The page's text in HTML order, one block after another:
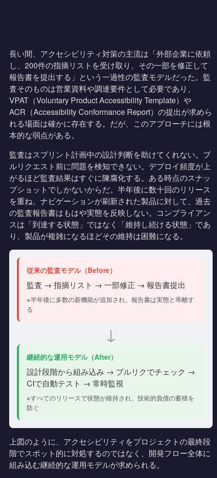
長い間、アクセシビリティ対策の主流は「外部企業に依頼
し、200件の指摘リストを受け取り、その一部を修正して
報告書を提出する」という一過性の監査モデルだった。監
査そのものは営業資料や調達要件として必要であり、
VPAT（Voluntary Product Accessibility Template）や
ACR（Accessibility Conformance Report）の提出が求めら
れる場面は確かに存在する。だが、このアプローチには根
本的な弱点がある。
監査はスプリント計画中の設計判断を助けてくれない。プ
ルリクエスト前に問題を検知できない。デプロイ頻度が上
がるほど監査結果はすぐに陳腐化する。ある時点のスナッ
プショットでしかないからだ。半年後に数十回のリリース
を重ね、ナビゲーションが刷新された製品に対して、過去
の監査報告書はもはや実態を反映しない。コンプライアン
スは「到達する状態」ではなく「維持し続ける状態」であ
り、製品が複雑になるほどその維持は困難になる。
従来の監査モデル（Before）
監査 → 指摘リスト → 一部修正 → 報告書提出
※半年後に多数の新機能が追加され、報告書は実態と乖離す
る
↓
継続的な運用モデル（After）
設計段階から組み込み → プルリクでチェック →
CIで自動テスト → 常時監視
※すべてのリリースで状態が維持され、技術的負債の蓄積を
防ぐ
上図のように、アクセシビリティをプロジェクトの最終段
階でスポット的に対処するのではなく、開発フロー全体に
組み込む継続的な運用モデルが求められる。